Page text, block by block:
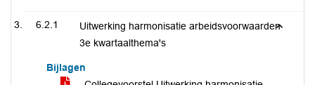
6.2.1
Uitwerking harmonisatie arbeidsvoorwaarden
3e kwartaalthema's
Bijlagen